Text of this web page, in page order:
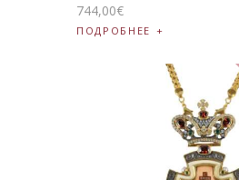
744,00€
ПОДРОБНЕЕ